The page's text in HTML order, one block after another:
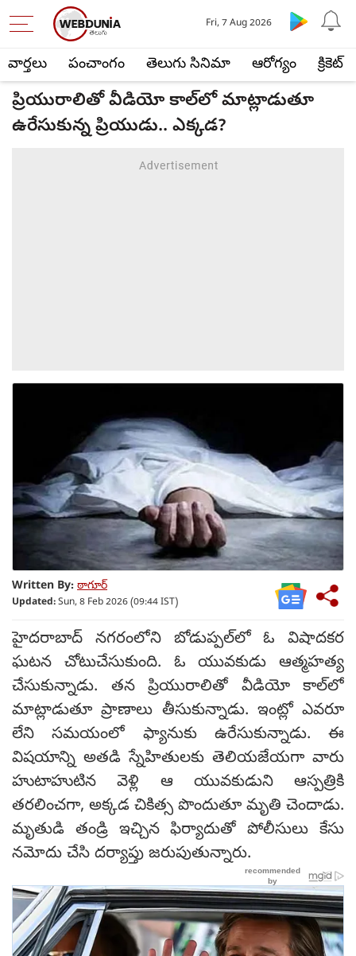
వార్తలు పంచాంగం తెలుగు సినిమా ఆరోగ్యం క్రికెట్
Fri, 7 Aug 2026
ప్రియురాలితో వీడియో కాల్‌లో మాట్లాడుతూ
ఉరేసుకున్న ప్రియుడు.. ఎక్కడ?
Written By: ఠాగూర్
Updated:Sun, 8 Feb 2026 (09:44 IST)
హైదరాబాద్ నగరంలోని బోడుప్పల్‌లో ఓ విషాదకర
ఘటన చోటుచేసుకుంది. ఓ యువకుడు ఆత్మహత్య
చేసుకున్నాడు. తన ప్రియురాలితో వీడియో కాల్‌లో
మాట్లాడుతూ ప్రాణాలు తీసుకున్నాడు. ఇంట్లో ఎవరూ
లేని సమయంలో ఫ్యానుకు ఉరేసుకున్నాడు. ఈ
విషయాన్ని అతడి స్నేహితులకు తెలియజేయగా వారు
హుటాహుటిన వెళ్లి ఆ యువకుడుని ఆస్పత్రికి
తరలించగా, అక్కడ చికిత్స పొందుతూ మృతి చెందాడు.
మృతుడి తండ్రి ఇచ్చిన ఫిర్యాదుతో పోలీసులు కేసు
నమోదు చేసి దర్యాప్తు జరుపుతున్నారు.